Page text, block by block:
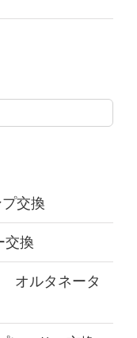
交換
交換
オルタネータ